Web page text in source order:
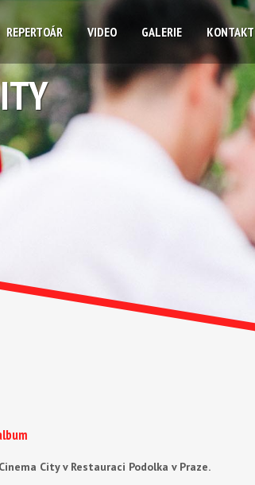
REPERTOÁR VIDEO GALERIE KONTAKT
City v Restauraci Podolka v Praze.